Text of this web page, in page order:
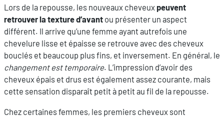
Lors de la repousse, les nouveaux cheveux peuvent
retrouver la texture d’avant ou présenter un aspect
différent. Il arrive qu’une femme ayant autrefois une
chevelure lisse et épaisse se retrouve avec des cheveux
bouclés et beaucoup plus fins, et inversement. En général, le
changement est temporaire. L’impression d’avoir des
cheveux épais et drus est également assez courante, mais
cette sensation disparaît petit à petit au fil de la repousse.
Chez certaines femmes, les premiers cheveux sont